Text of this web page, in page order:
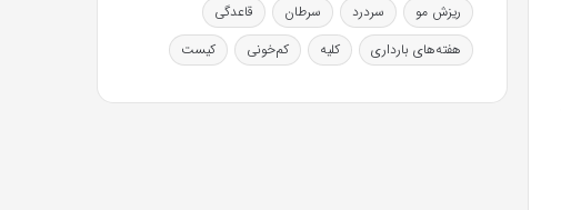
ریزش مو
سردرد سرطان
قاعدگی
هفته‌های بارداری
کلیه کم‌خونی کیست